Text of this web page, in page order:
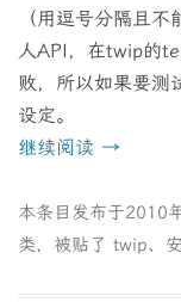
（用逗号分隔且
人API，在twip的
败，所以如果要测
设定。
继续阅读 →
本条目发布于2010
类，被贴了 twip、